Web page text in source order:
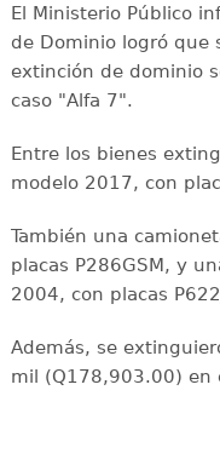
El Ministerio Público
de Dominio logró que
extinción de dominio
caso "Alfa 7".
Entre los bienes
modelo 2017, con
También una
placas P286GSM, y
2004, con placas
Además, se
mil (Q178,903.00) en